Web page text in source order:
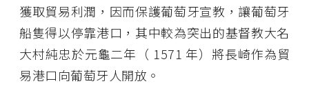
獲取貿易利潤，因而保護葡萄牙宣教，讓葡萄牙
船隻得以停靠港口，其中較為突出的基督教大名
大村純忠於元龜二年（ 1571 年）將長崎作為貿
易港口向葡萄牙人開放。